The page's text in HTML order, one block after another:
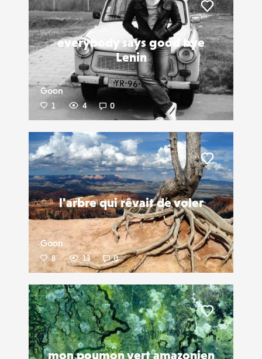
everybody says good bye
Lenin
Goon
1 4 0
Liker
l'arbre qui rêvait de voler
Goon
8 13 0
Liker
mon poumon vert amazonien
Liker